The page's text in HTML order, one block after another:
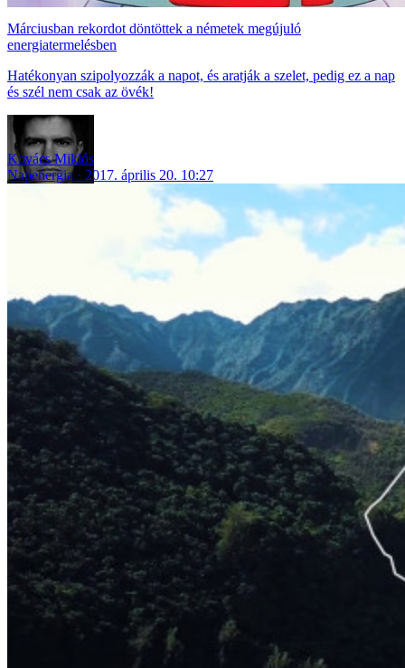
Márciusban rekordot döntöttek a németek megújuló
energiatermelésben
Hatékonyan szipolyozzák a napot, és aratják a szelet, pedig ez a nap
és szél nem csak az övék!
Kovács Miklós
Napenergia
2017. április 20. 10:27